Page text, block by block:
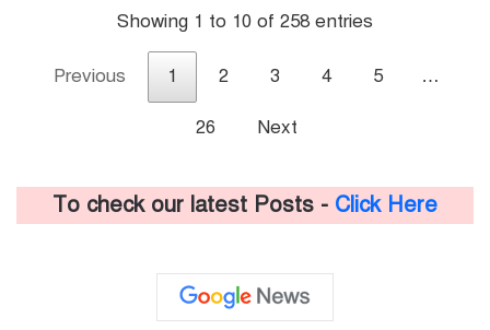
Showing 1 to 10 of 258 entries
Previous 1 2 3 4 5 …
26 Next
To check our latest Posts - Click Here